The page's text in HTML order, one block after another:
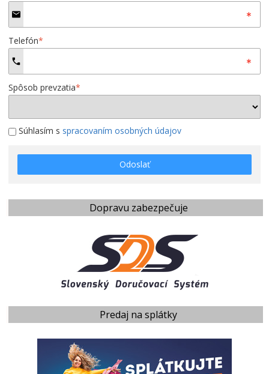
Telefón*
Spôsob prevzatia*
Súhlasím s spracovaním osobných údajov
Odoslať
Dopravu zabezpečuje
Predaj na splátky